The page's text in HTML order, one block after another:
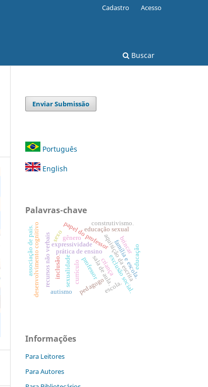
Buscar
Cadastro Acesso
Enviar Submissão
Português
English
Palavras-chave
currículo
prática de ensino
papel do professor
inclusão.
expressividade
professor
recursos não verbais sala de aula.aquisição da escrita
pedagogo
educação sexual
sexo
sexualidade criançafamília e escola.
brincar
escola.
gênero
educação
exclusão social.
desenvolvimento cognitivo construtivismo.
autismo
associação de pais.
Informações
Para Leitores
Para Autores